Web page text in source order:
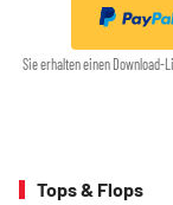
Sie erhalten einen Download-
Tops & Flops